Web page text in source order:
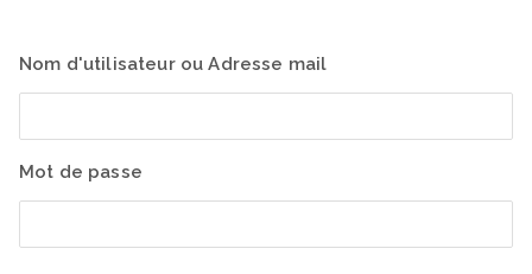
Nom d'utilisateur ou Adresse mail
Mot de passe